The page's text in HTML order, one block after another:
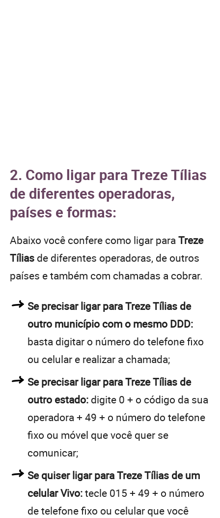
2. Como ligar para Treze Tílias
de diferentes operadoras,
países e formas:
Abaixo você confere como ligar para Treze
Tílias de diferentes operadoras, de outros
países e também com chamadas a cobrar.
Se precisar ligar para Treze Tílias de
outro município com o mesmo DDD:
basta digitar o número do telefone fixo
ou celular e realizar a chamada;
Se precisar ligar para Treze Tílias de
outro estado: digite 0 + o código da sua
operadora + 49 + o número do telefone
fixo ou móvel que você quer se
comunicar;
Se quiser ligar para Treze Tílias de um
celular Vivo:tecle 015 + 49 + o número
de telefone fixo ou celular que você